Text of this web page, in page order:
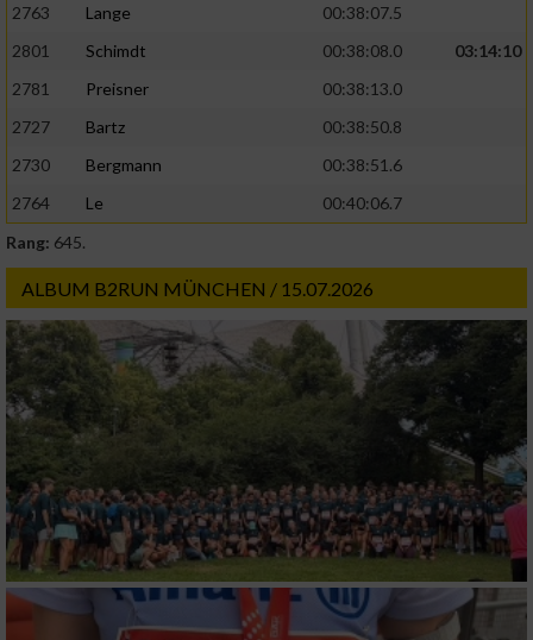
2763
Lange
00:38:07.5
2801
Schimdt 00:38:08.0
03:14:10
2781
Preisner
00:38:13.0
2727
Bartz
00:38:50.8
2730
Bergmann
00:38:51.6
2764
Le
00:40:06.7
Rang: 645.
ALBUM B2RUN MÜNCHEN / 15.07.2026